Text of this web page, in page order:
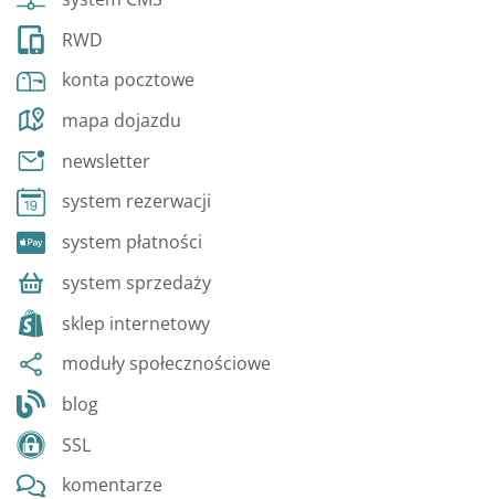
RWD
konta pocztowe
mapa dojazdu
newsletter
system rezerwacji
system płatności
system sprzedaży
sklep internetowy
moduły społecznościowe
blog
SSL
komentarze